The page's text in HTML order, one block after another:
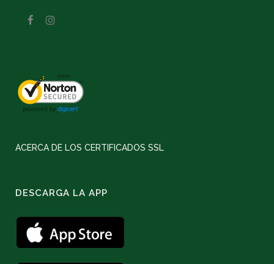
ACERCA DE LOS CERTIFICADOS SSL
DESCARGA LA APP